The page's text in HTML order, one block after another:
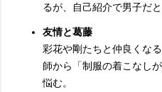
るが、自己紹介で男子だ
友情と葛藤
彩花や剛たちと仲良くな
師から「制服の着こなし
悩む。